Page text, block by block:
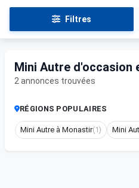
Filtres
Mini Autre d'occasion
2 annonces trouvées
RÉGIONS POPULAIRES
Mini Autre à Monastir(1) Mini